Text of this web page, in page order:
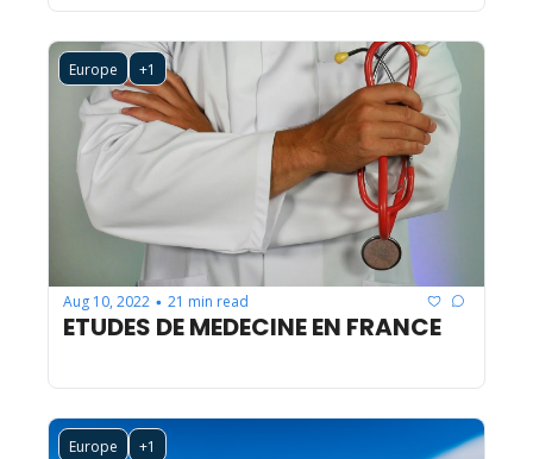
Europe +1
Aug 10, 2022 • 21 min read
ETUDES DE MEDECINE EN FRANCE
Europe +1